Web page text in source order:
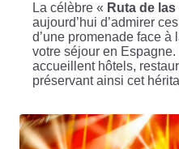
La célèbre « Ruta de
aujourd’hui d’admirer
d’une promenade face à
votre séjour en
accueillent hôtels,
préservant ainsi cet